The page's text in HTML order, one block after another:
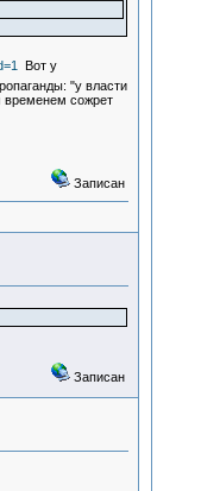
Вот у
"у власти
временем сожрет
Записан
Записан